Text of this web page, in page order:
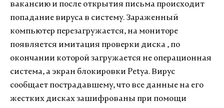
вакансию и после открытия письма происходит
попадание вируса в систему. Зараженный
компьютер перезагружается, на мониторе
появляется имитация проверки диска , по
окончании которой загружается не операционная
система, а экран блокировки Petya. Вирус
сообщает пострадавшему, что все данные на его
жестких дисках зашифрованы при помощи